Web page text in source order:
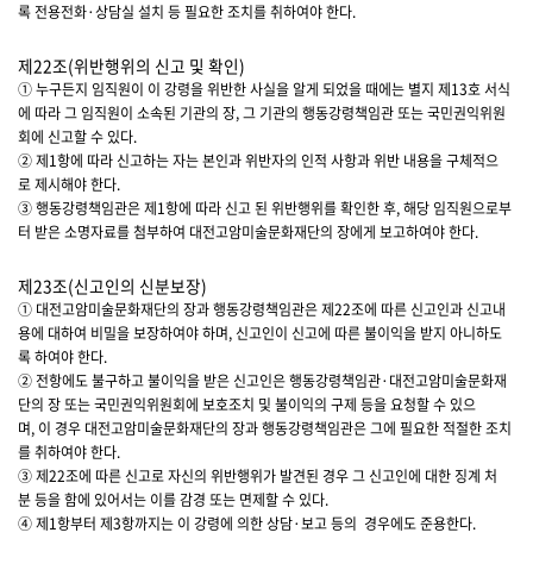
록 전용전화·상담실 설치 등 필요한 조치를 취하여야 한다.
제22조(위반행위의 신고 및 확인)
① 누구든지 임직원이 이 강령을 위반한 사실을 알게 되었을 때에는 별지 제13호 서식
에 따라 그 임직원이 소속된 기관의 장, 그 기관의 행동강령책임관 또는 국민권익위원
회에 신고할 수 있다.
② 제1항에 따라 신고하는 자는 본인과 위반자의 인적 사항과 위반 내용을 구체적으
로 제시해야 한다.
③ 행동강령책임관은 제1항에 따라 신고 된 위반행위를 확인한 후, 해당 임직원으로부
터 받은 소명자료를 첨부하여 대전고암미술문화재단의 장에게 보고하여야 한다.
제23조(신고인의 신분보장)
① 대전고암미술문화재단의 장과 행동강령책임관은 제22조에 따른 신고인과 신고내
용에 대하여 비밀을 보장하여야 하며, 신고인이 신고에 따른 불이익을 받지 아니하도
록 하여야 한다.
② 전항에도 불구하고 불이익을 받은 신고인은 행동강령책임관·대전고암미술문화재
단의 장 또는 국민권익위원회에 보호조치 및 불이익의 구제 등을 요청할 수 있으
며, 이 경우 대전고암미술문화재단의 장과 행동강령책임관은 그에 필요한 적절한 조치
를 취하여야 한다.
③ 제22조에 따른 신고로 자신의 위반행위가 발견된 경우 그 신고인에 대한 징계 처
분 등을 함에 있어서는 이를 감경 또는 면제할 수 있다.
④ 제1항부터 제3항까지는 이 강령에 의한 상담·보고 등의 경우에도 준용한다.